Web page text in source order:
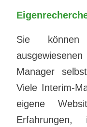
Sie
Manager
Viele Interim-
eigene